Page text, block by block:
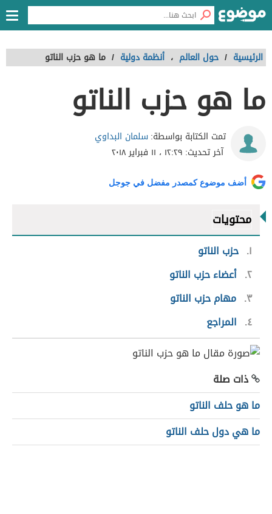
الرئيسية / حول العالم ، أنظمة دولية / ما هو حزب الناتو
ما هو حزب الناتو
تمت الكتابة بواسطة:سلمان البداوي
آخر تحديث: ١٢:٢٩ ، ١١ فبراير ٢٠١٨
أضف موضوع كمصدر مفضل في جوجل
محتويات
١ حزب الناتو
٢ أعضاء حزب الناتو
٣ مهام حزب الناتو
٤
المراجع
ذات صلة
ما هو حلف الناتو
ما هي دول حلف الناتو